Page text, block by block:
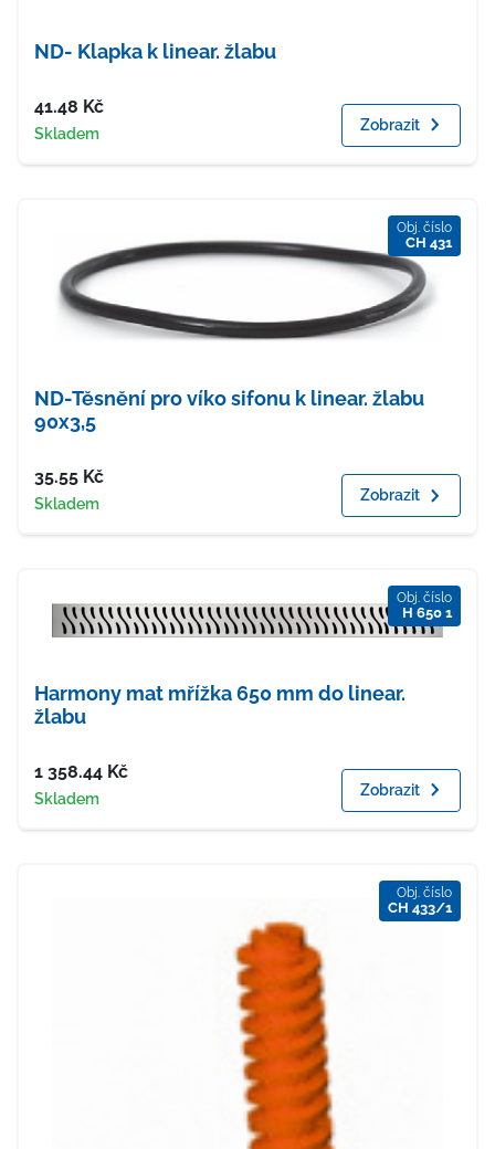
ND- Klapka k linear. žlabu
Cena
41.48 Kč
Dostupnost
Skladem Zobrazit
Obj. číslo
CH 431
ND-Těsnění pro víko sifonu k linear. žlabu
90x3,5
Cena
35.55 Kč
Dostupnost
Skladem Zobrazit
Obj. číslo
H 650 1
Harmony mat mřížka 650 mm do linear.
žlabu
Cena
1 358.44 Kč
Dostupnost
Skladem Zobrazit
Obj. číslo
CH 433/1